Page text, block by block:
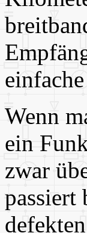
Wenn
ein
zwar
passiert